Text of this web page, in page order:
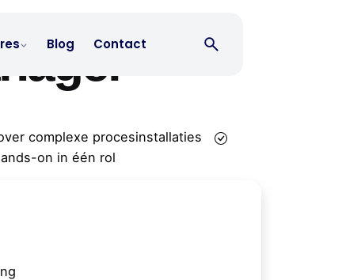
Blog Contact
complexe procesinstallaties
on in één rol